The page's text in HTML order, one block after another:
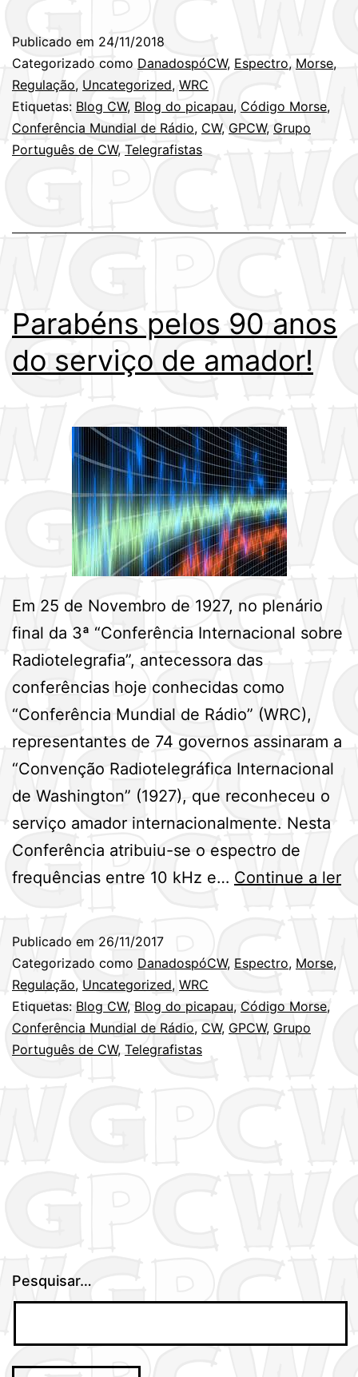
Publicado em 24/11/2018
Categorizado como DanadospóCW, Espectro, Morse,
Regulação, Uncategorized, WRC
Etiquetas: Blog CW, Blog do picapau, Código Morse,
Conferência Mundial de Rádio, CW, GPCW, Grupo
Português de CW, Telegrafistas
Parabéns pelos 90 anos
do serviço de amador!
Em 25 de Novembro de 1927, no plenário
final da 3ª “Conferência Internacional sobre
Radiotelegrafia”, antecessora das
conferências hoje conhecidas como
“Conferência Mundial de Rádio” (WRC),
representantes de 74 governos assinaram a
“Convenção Radiotelegráfica Internacional
de Washington” (1927), que reconheceu o
serviço amador internacionalmente. Nesta
Conferência atribuiu-se o espectro de
frequências entre 10 kHz e… Continue a ler
Publicado em 26/11/2017
Categorizado como DanadospóCW, Espectro, Morse,
Regulação, Uncategorized, WRC
Etiquetas: Blog CW, Blog do picapau, Código Morse,
Conferência Mundial de Rádio, CW, GPCW, Grupo
Português de CW, Telegrafistas
Pesquisar…